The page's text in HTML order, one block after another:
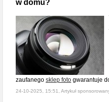
w domu?
zaufanego sklep foto gwarantuje
24-10-2025, 15:51, Artykuł